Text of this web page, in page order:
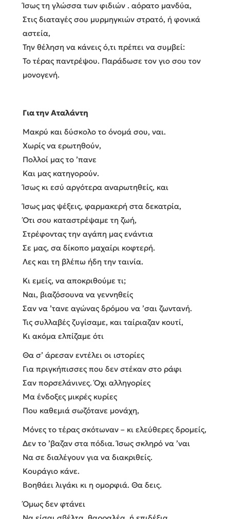
Ίσως τη γλώσσα των φιδιών . αόρατο μανδύα,
Στις διαταγές σου μυρμηγκιών στρατό, ή φονικά
αστεία,
Την θέληση να κάνεις ό,τι πρέπει να συμβεί:
Το τέρας παντρέψου. Παράδωσε τον γιο σου τον
μονογενή.
Για την Αταλάντη
Μακρύ και δύσκολο το όνομά σου, ναι.
Χωρίς να ερωτηθούν,
Πολλοί μας το ’πανε
Και μας κατηγορούν.
Ίσως κι εσύ αργότερα αναρωτηθείς, και
Ίσως μας ψέξεις, φαρμακερή στα δεκατρία,
Ότι σου καταστρέψαμε τη ζωή,
Στρέφοντας την αγάπη μας ενάντια
Σε μας, σα δίκοπο μαχαίρι κοφτερή.
Λες και τη βλέπω ήδη την ταινία.
Κι εμείς, να αποκριθούμε τι;
Ναι, βιαζόσουνα να γεννηθείς
Σαν να ’τανε αγώνας δρόμου να ’σαι ζωντανή.
Τις συλλαβές ζυγίσαμε, και ταίριαζαν κουτί,
Κι ακόμα ελπίζαμε ότι
Θα σ’ άρεσαν εντέλει οι ιστορίες
Για πριγκήπισσες που δεν στέκαν στο ράφι
Σαν πορσελάνινες. Όχι αλληγορίες
Μα ένδοξες μικρές κυρίες
Που καθεμιά σωζότανε μονάχη,
Μόνες το τέρας σκότωναν – κι ελεύθερες δρομείς,
Δεν το ’βαζαν στα πόδια. Ίσως σκληρό να ’ναι
Να σε διαλέγουν για να διακριθείς.
Κουράγιο κάνε.
Βοηθάει λιγάκι κι η ομορφιά. Θα δεις.
Όμως δεν φτάνει